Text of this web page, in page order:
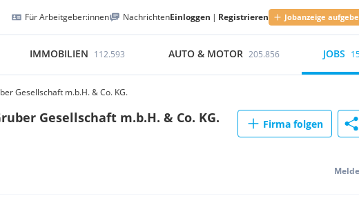
Für Arbeitgeber:innen NachrichtenEinloggen | Registrieren Jobanzeige
IMMOBILIEN 112.593 AUTO & MOTOR 205.856 JOBS
Gesellschaft m.b.H. & Co. KG.
Gesellschaft m.b.H. & Co. KG. Firma folgen